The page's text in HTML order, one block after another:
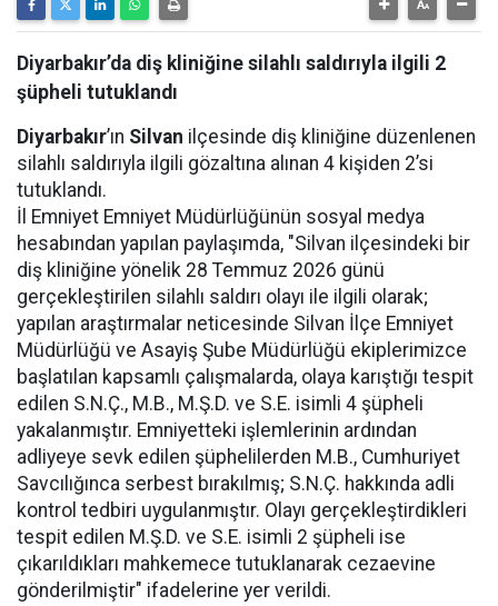
Diyarbakır’da diş kliniğine silahlı saldırıyla ilgili 2
şüpheli tutuklandı
Diyarbakır’ın Silvan ilçesinde diş kliniğine düzenlenen
silahlı saldırıyla ilgili gözaltına alınan 4 kişiden 2’si
tutuklandı.
İl Emniyet Emniyet Müdürlüğünün sosyal medya
hesabından yapılan paylaşımda, "Silvan ilçesindeki bir
diş kliniğine yönelik 28 Temmuz 2026 günü
gerçekleştirilen silahlı saldırı olayı ile ilgili olarak;
yapılan araştırmalar neticesinde Silvan İlçe Emniyet
Müdürlüğü ve Asayiş Şube Müdürlüğü ekiplerimizce
başlatılan kapsamlı çalışmalarda, olaya karıştığı tespit
edilen S.N.Ç., M.B., M.Ş.D. ve S.E. isimli 4 şüpheli
yakalanmıştır. Emniyetteki işlemlerinin ardından
adliyeye sevk edilen şüphelilerden M.B., Cumhuriyet
Savcılığınca serbest bırakılmış; S.N.Ç. hakkında adli
kontrol tedbiri uygulanmıştır. Olayı gerçekleştirdikleri
tespit edilen M.Ş.D. ve S.E. isimli 2 şüpheli ise
çıkarıldıkları mahkemece tutuklanarak cezaevine
gönderilmiştir" ifadelerine yer verildi.